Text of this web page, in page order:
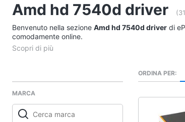
Telefonia
Tv e Home Cinema
Smart home
Clima
Amd hd 7540d driver
Benvenuto nella sezione Amd hd 7540d driver di
comodamente online.
MARCA
ORDINA PER